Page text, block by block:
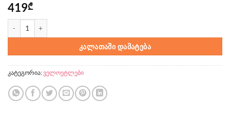
419₾
ᲙᲐᲚᲐᲗᲐᲨᲘ ᲓᲐᲛᲐᲢᲔᲑᲐ
კატეგორია: ველოეტლები